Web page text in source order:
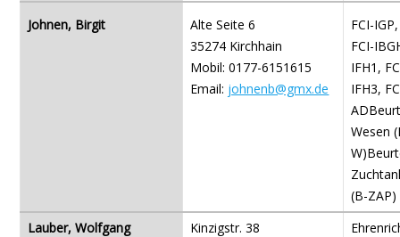
Johnen, Birgit
Alte Seite 6
35274 Kirchhain
Mobil: 0177-6151615
Email: johnenb@gmx.de
FCI-
FCI-
IFH1,
IFH3,
Wesen
(B-ZAP)
Lauber, Wolfgang
Kinzigstr. 38